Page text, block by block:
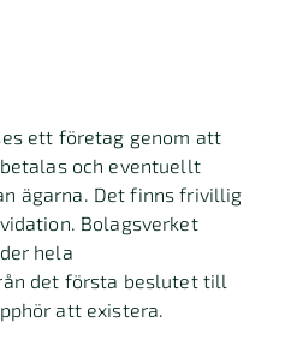
ett företag genom att
och eventuellt
ägarna. Det finns frivillig
Bolagsverket
hela
det första beslutet till
att existera.